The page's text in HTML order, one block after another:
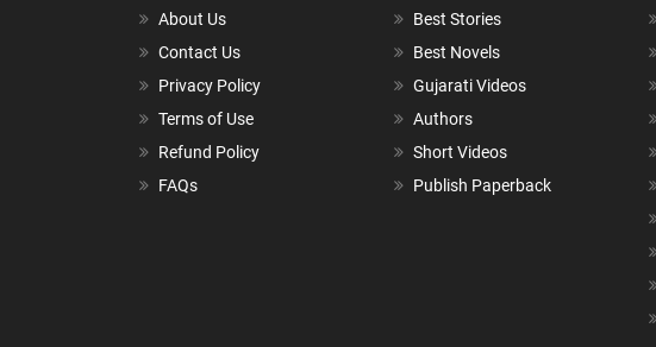
About Us
Contact Us
Privacy Policy
Terms of Use
Refund Policy
FAQs
Best Stories
Best Novels
Gujarati Videos
Authors
Short Videos
Publish Paperback